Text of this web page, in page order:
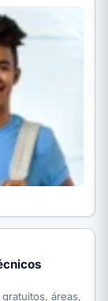
áreas,